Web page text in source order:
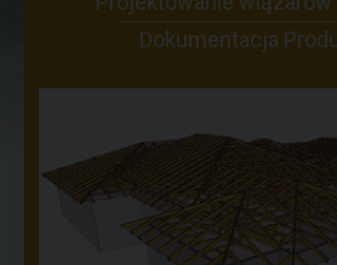
Dokumentacja